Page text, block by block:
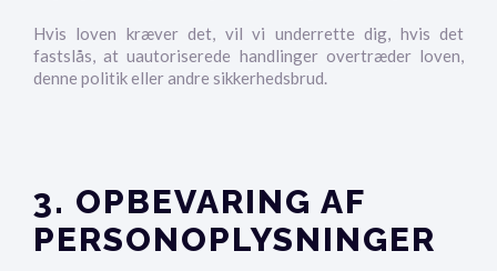
Hvis loven kræver det, vil vi underrette dig, hvis det
fastslås, at uautoriserede handlinger overtræder loven,
denne politik eller andre sikkerhedsbrud.
3. OPBEVARING AF
PERSONOPLYSNINGER